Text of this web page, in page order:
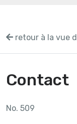
retour à la vue
Contact
No. 509